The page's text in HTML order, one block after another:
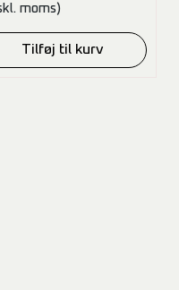
moms)
Tilføj til kurv